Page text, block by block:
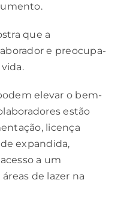
que a
e preocupa-
elevar o bem-
estão
licença
expandida,
a um
áreas de lazer na